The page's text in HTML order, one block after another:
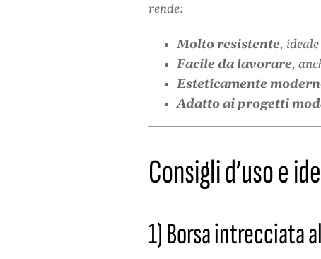
rende:
Molto resistente,
Facile da lavorare,
Esteticamente
Adatto ai progetti
Consigli d’uso e
1) Borsa intrecciata